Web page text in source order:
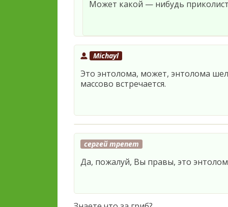
Может какой — нибудь
Michayl
Это энтолома, может, энтолома
массово встречается.
сергей трепет
Да, пожалуй, Вы правы, это